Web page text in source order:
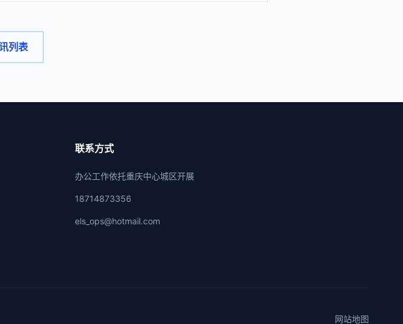
列表
联系方式
办公工作依托重庆中心城区开展
18714873356
els_ops@hotmail.com
网站地图